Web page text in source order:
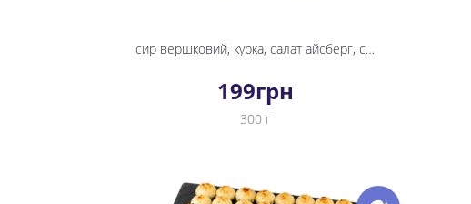
сир вершковий, курка, салат айсберг, сирний соус, рис, норі, унагі соус
199грн
300 г